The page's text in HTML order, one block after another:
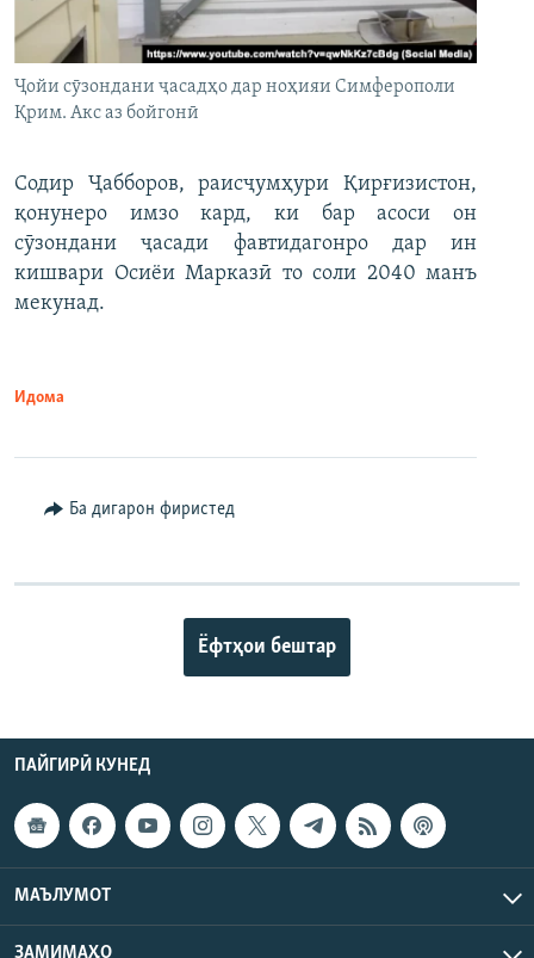
Ҷойи сӯзондани ҷасадҳо дар ноҳияи Симферополи
Қрим. Акс аз бойгонӣ
Содир Ҷабборов, раисҷумҳури Қирғизистон,
қонунеро имзо кард, ки бар асоси он
сӯзондани ҷасади фавтидагонро дар ин
кишвари Осиёи Марказӣ то соли 2040 манъ
мекунад.
Идома
Ба дигарон фиристед
Ёфтҳои бештар
ПАЙГИРӢ КУНЕД
МАЪЛУМОТ
ЗАМИМАҲО